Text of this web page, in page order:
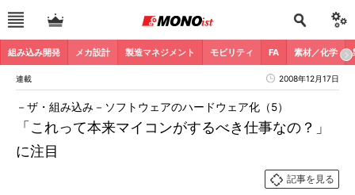
組み込み開発 メカ設計 製造マネジメント モビリティ FA 素材／化学
連載 2008年12月17日
「これって本来マイコンがするべき仕事なの？」
に注目
－ザ・組み込み－ソフトウェアのハードウェア化（5）
記事を見る